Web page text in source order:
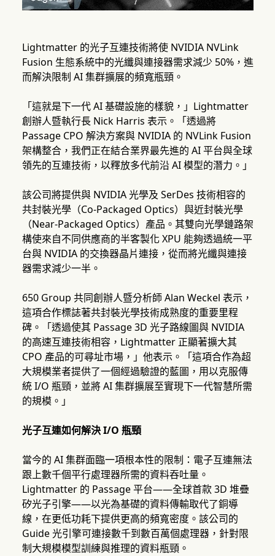
Lightmatter 的光子互連技術將使 NVIDIA NVLink
Fusion 生態系統中的光纖與連接器需求減少 50%，進
而解決限制 AI 集群擴展的頻寬瓶頸。
「這就是下一代 AI 基礎設施的樣貌，」Lightmatter
創辦人暨執行長 Nick Harris 表示。「透過將
Passage CPO 解決方案與 NVIDIA 的 NVLink Fusion
架構整合，我們正在結合業界最先進的 AI 平台與全球
領先的互連技術，以釋放多代前沿 AI 模型的潛力。」
該公司將提供與 NVIDIA 光學及 SerDes 技術相容的
共封裝光學（Co-Packaged Optics）與近封裝光學
（Near-Packaged Optics）產品。其雙向光學鏈路架
構使來自不同供應商的半客製化 XPU 能夠透過統一平
台與 NVIDIA 的交換器晶片連接，從而將光纖與連接
器需求減少一半。
650 Group 共同創辦人暨分析師 Alan Weckel 表示，
這項合作標誌著共封裝光學技術成熟度的重要里程
碑。「透過使其 Passage 3D 光子路線圖與 NVIDIA
的高速互連技術相容，Lightmatter 正顯著擴大其
CPO 產品的可尋址市場，」他表示。「這項合作為超
大規模業者提供了一個經過驗證的藍圖，用以克服傳
統 I/O 瓶頸，並將 AI 集群擴展至實現下一代智慧所需
的規模。」
光子互連如何解決 I/O 瓶頸
當今的 AI 集群面臨一項根本性的限制：電子互連無法
跟上數千個平行處理器所需的資料吞吐量。
Lightmatter 的 Passage 平台——全球首款 3D 堆疊
矽光子引擎——以光為基礎的資料傳輸取代了銅導
線，在更低功耗下提供更高的頻寬密度。該公司的
Guide 光引擎可連接數千到數百萬個處理器，針對限
制大規模模型訓練與推理的資料瓶頸。